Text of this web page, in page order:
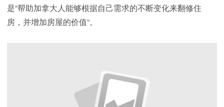
是“帮助加拿大人能够根据自己需求的不断变化来翻修住
房，并增加房屋的价值“。